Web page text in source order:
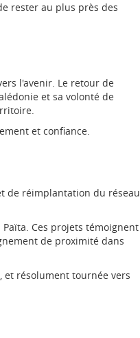
rester au plus près des
l'avenir. Le retour de
et sa volonté de
et confiance.
de réimplantation du réseau
Ces projets témoignent
de proximité dans
et résolument tournée vers